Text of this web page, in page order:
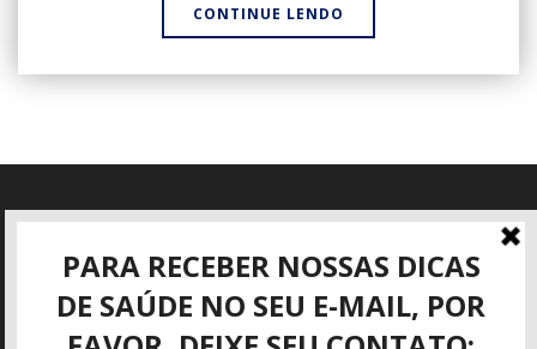
CONTINUE LENDO
Rua José Mattar, 40
São José dos Campos - SP